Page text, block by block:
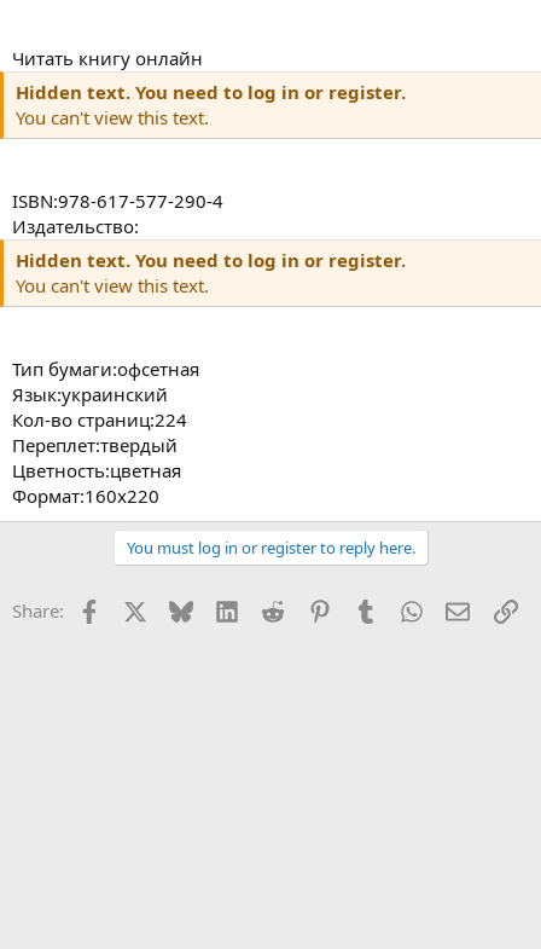
Читать книгу онлайн
Hidden text. You need to log in or register.
You can't view this text.
ISBN:978-617-577-290-4
Издательство:
Hidden text. You need to log in or register.
You can't view this text.
Тип бумаги:офсетная
Язык:украинский
Кол-во страниц:224
Переплет:твердый
Цветность:цветная
Формат:160x220
You must log in or register to reply here.
Share: Facebook Bluesky LinkedInReddit PinterestTumblrWhatsApp
Email